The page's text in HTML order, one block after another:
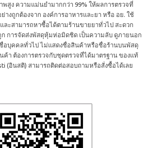
สูง ความแม่นยำมากกว่า 99% ให้ผลการตรวจที่
างถูกต้องจาก องค์การอาหารและยา หรือ อย. ใช้
ละสามารถหาซื้อได้ตามร้านขายยาทั่วไป สะดวก
ก การจัดส่งพัสดุหุ้มห่อมิดชิด เป็นความลับ ดูภายนอก
อบุคคลทั่วไป ไม่แสดงชื่อสินค้าหรือชื่อร้านบนพัสดุ
ค้า ต้องการตรวจกับชุดตรวจที่ได้มาตรฐาน ของแท้
(อินสติ) สามารถติดต่อสอบถามหรือสั่งซื้อได้เลย